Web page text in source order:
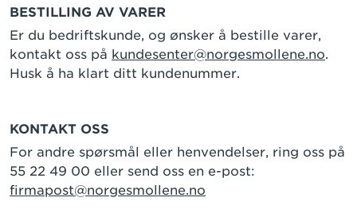
BESTILLING AV VARER
Er du bedriftskunde, og ønsker å bestille varer,
kontakt oss på kundesenter@norgesmollene.no.
Husk å ha klart ditt kundenummer.
KONTAKT OSS
For andre spørsmål eller henvendelser, ring oss på
55 22 49 00 eller send oss en e-post:
firmapost@norgesmollene.no